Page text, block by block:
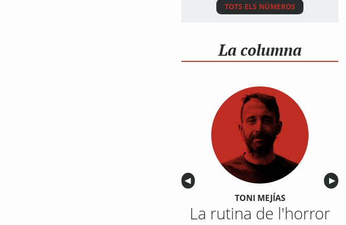
TOTS ELS NÚMEROS
La columna
Anterior
◀︎ ▶︎
TONI MEJÍAS
La rutina de l'horror